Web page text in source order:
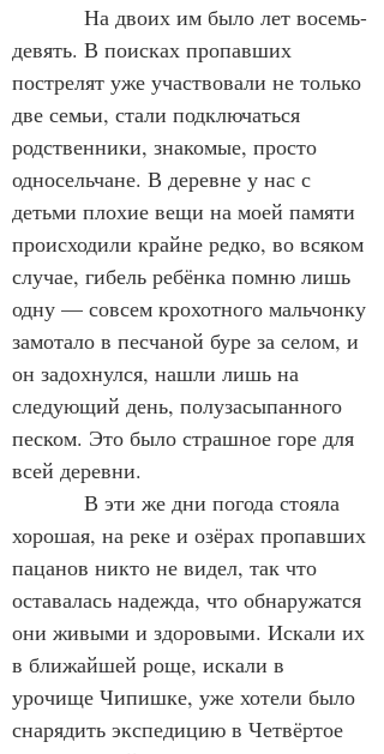
девять. В поисках пропавших
пострелят уже участвовали не только
две семьи, стали подключаться
родственники, знакомые, просто
односельчане. В деревне у нас с
детьми плохие вещи на моей памяти
происходили крайне редко, во всяком
случае, гибель ребёнка помню лишь
одну — совсем крохотного мальчонку
замотало в песчаной буре за селом, и
он задохнулся, нашли лишь на
следующий день, полузасыпанного
песком. Это было страшное горе для
всей деревни.
хорошая, на реке и озёрах пропавших
пацанов никто не видел, так что
оставалась надежда, что обнаружатся
они живыми и здоровыми. Искали их
в ближайшей роще, искали в
урочище Чипишке, уже хотели было
снарядить экспедицию в Четвёртое